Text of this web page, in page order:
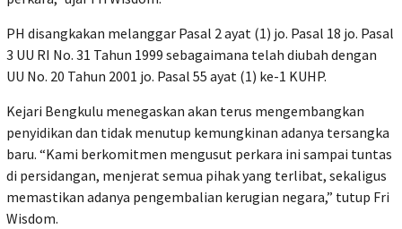
PH disangkakan melanggar Pasal 2 ayat (1) jo. Pasal 18 jo. Pasal
3 UU RI No. 31 Tahun 1999 sebagaimana telah diubah dengan
UU No. 20 Tahun 2001 jo. Pasal 55 ayat (1) ke-1 KUHP.
Kejari Bengkulu menegaskan akan terus mengembangkan
penyidikan dan tidak menutup kemungkinan adanya tersangka
baru. “Kami berkomitmen mengusut perkara ini sampai tuntas
di persidangan, menjerat semua pihak yang terlibat, sekaligus
memastikan adanya pengembalian kerugian negara,” tutup Fri
Wisdom.